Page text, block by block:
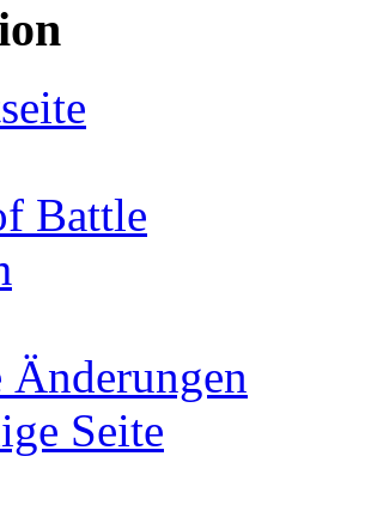
Battle
Änderungen
Seite